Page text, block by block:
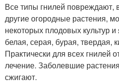
Все типы гнилей
другие огородные растения,
некоторых плодовых культур
белая, серая, бурая, твердая,
Практически для всех гнилей
лечение. Заболевшие
сжигают.